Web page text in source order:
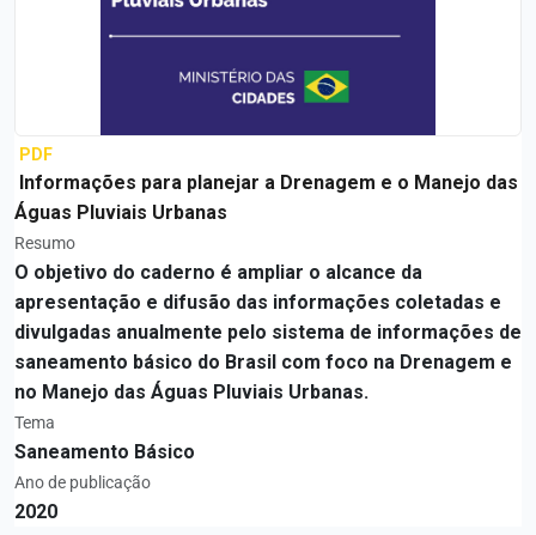
PDF
Informações para planejar a Drenagem e o Manejo das
Águas Pluviais Urbanas
Resumo
O objetivo do caderno é ampliar o alcance da
apresentação e difusão das informações coletadas e
divulgadas anualmente pelo sistema de informações de
saneamento básico do Brasil com foco na Drenagem e
no Manejo das Águas Pluviais Urbanas.
Tema
Saneamento Básico
Ano de publicação
2020